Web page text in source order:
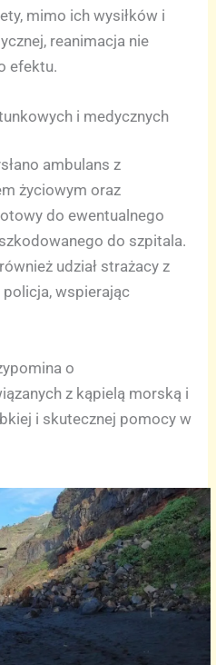
mimo ich wysiłków i
reanimacja nie
efektu.
i medycznych
ambulans z
życiowym oraz
do ewentualnego
do szpitala.
udział strażacy z
wspierając
o
z kąpielą morską i
i skutecznej pomocy w